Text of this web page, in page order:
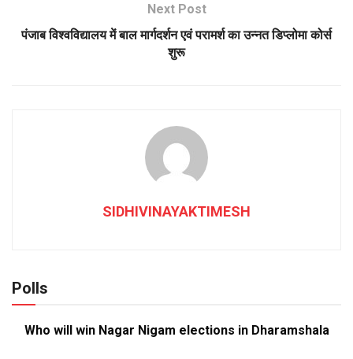
Next Post
पंजाब विश्वविद्यालय में बाल मार्गदर्शन एवं परामर्श का उन्नत डिप्लोमा कोर्स
शुरू
SIDHIVINAYAKTIMESH
Polls
Who will win Nagar Nigam elections in Dharamshala